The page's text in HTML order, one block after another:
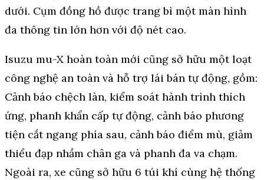
dưới. Cụm đồng hồ được trang bì một màn hình
đa thông tin lớn hơn với độ nét cao.
Isuzu mu-X hoàn toàn mới cũng sở hữu một loạt
công nghệ an toàn và hỗ trợ lái bán tự động, gồm:
Cảnh báo chệch làn, kiểm soát hành trình thích
ứng, phanh khẩn cấp tự động, cảnh báo phương
tiện cắt ngang phía sau, cảnh báo điểm mù, giảm
thiểu đạp nhầm chân ga và phanh đa va chạm.
Ngoài ra, xe cũng sở hữu 6 túi khí cùng hệ thống